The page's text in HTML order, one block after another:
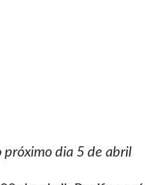
próximo dia 5 de abril